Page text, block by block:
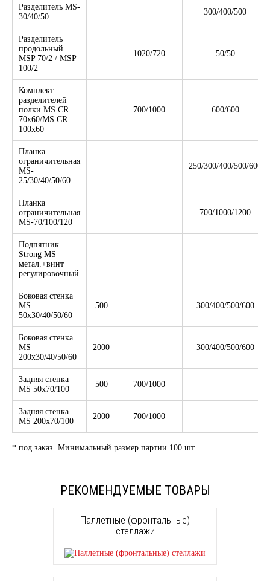
Разделитель MS-
30/40/50
300/400/500
Разделитель
продольный
MSP 70/2 / MSP
100/2
1020/720 50/50
Комплект
разделителей
полки MS CR
70x60/MS CR
100x60
700/1000 600/600
Планка
ограничительная
MS-
25/30/40/50/60
250/300/400/500/600
Планка
ограничительная
MS-70/100/120
700/1000/1200
Подпятник
Strong MS
метал.+винт
регулировочный
Боковая стенка
MS
50х30/40/50/60
500 300/400/500/600
Боковая стенка
MS
200х30/40/50/60
2000 300/400/500/600
Задняя стенка
MS 50x70/100
500 700/1000
Задняя стенка
MS 200x70/100
2000 700/1000
* под заказ. Минимальный размер партии 100 шт
РЕКОМЕНДУЕМЫЕ ТОВАРЫ
Паллетные (фронтальные)
стеллажи